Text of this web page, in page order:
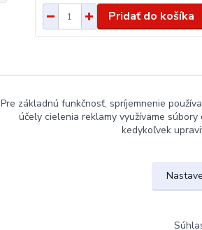
Pridať do košíka
Pre základnú funkčnosť, spríjemnenie
účely cielenia reklamy využívame
kedykoľvek